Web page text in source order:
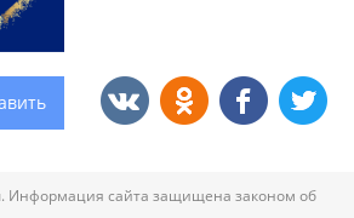
сайта защищена законом об